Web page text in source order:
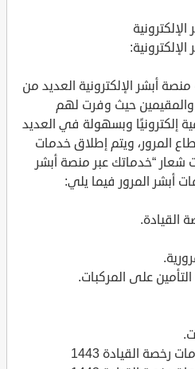
أبشر الإلكترونية العديد من
والمقيمين حيث وفرت لهم
إلكترونيًا وبسهولة في العديد
المرور، ويتم إطلاق خدمات
شعار “خدماتك عبر منصة أبشر
أبشر المرور فيما يلي:
القيادة.
على المركبات.
القيادة 1443